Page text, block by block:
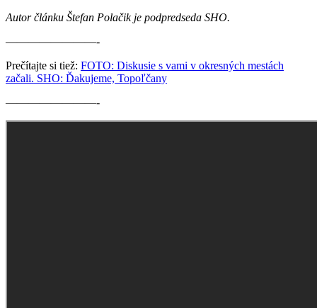
Autor článku Štefan Polačik je podpredseda SHO.
————————-
Prečítajte si tiež: FOTO: Diskusie s vami v okresných mestách
začali. SHO: Ďakujeme, Topoľčany
————————-